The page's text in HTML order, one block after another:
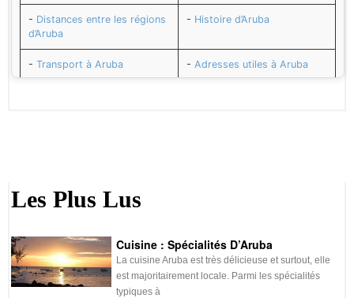
- Distances entre les régions
d’Aruba
- Histoire d’Aruba
- Transport à Aruba - Adresses utiles à Aruba
d’Aruba
-Agenda d’Aruba -Durée du vol pour Aruba
Eau potable à Aruba
Les Plus Lus
Cuisine : Spécialités D’Aruba
La cuisine Aruba est très délicieuse et surtout, elle
est majoritairement locale. Parmi les spécialités
typiques à